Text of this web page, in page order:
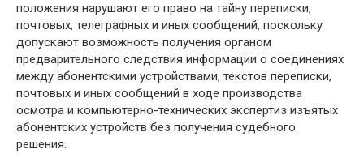
положения нарушают его право на тайну переписки,
почтовых, телеграфных и иных сообщений, поскольку
допускают возможность получения органом
предварительного следствия информации о соединениях
между абонентскими устройствами, текстов переписки,
почтовых и иных сообщений в ходе производства
осмотра и компьютерно-технических экспертиз изъятых
абонентских устройств без получения судебного
решения.